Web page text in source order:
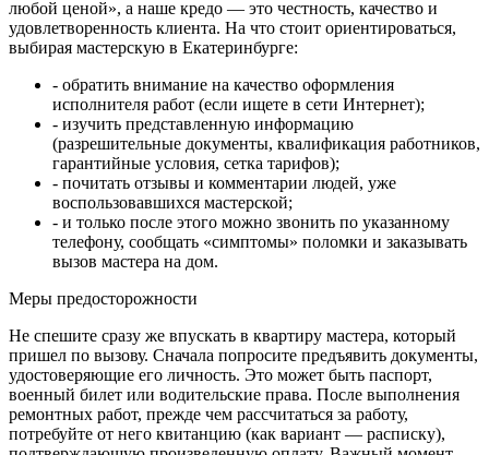
любой ценой», а наше кредо — это честность, качество и
удовлетворенность клиента. На что стоит ориентироваться,
выбирая мастерскую в Екатеринбурге:
- обратить внимание на качество оформления
исполнителя работ (если ищете в сети Интернет);
- изучить представленную информацию
(разрешительные документы, квалификация работников,
гарантийные условия, сетка тарифов);
- почитать отзывы и комментарии людей, уже
воспользовавшихся мастерской;
- и только после этого можно звонить по указанному
телефону, сообщать «симптомы» поломки и заказывать
вызов мастера на дом.
Меры предосторожности
Не спешите сразу же впускать в квартиру мастера, который
пришел по вызову. Сначала попросите предъявить документы,
удостоверяющие его личность. Это может быть паспорт,
военный билет или водительские права. После выполнения
ремонтных работ, прежде чем рассчитаться за работу,
потребуйте от него квитанцию (как вариант — расписку),